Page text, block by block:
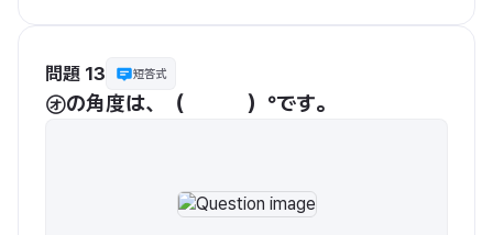
問題 13 短答式
㋔の角度は、（　　　）°です。